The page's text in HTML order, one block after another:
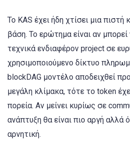
Το KAS έχει ήδη χτίσει μια πιστή
βάση. Το ερώτημα είναι αν
τεχνικά ενδιαφέρον project σε
χρησιμοποιούμενο δίκτυο
blockDAG μοντέλο αποδειχθεί
μεγάλη κλίμακα, τότε το token
πορεία. Αν μείνει κυρίως σε
ανάπτυξη θα είναι πιο αργή αλλά
αρνητική.